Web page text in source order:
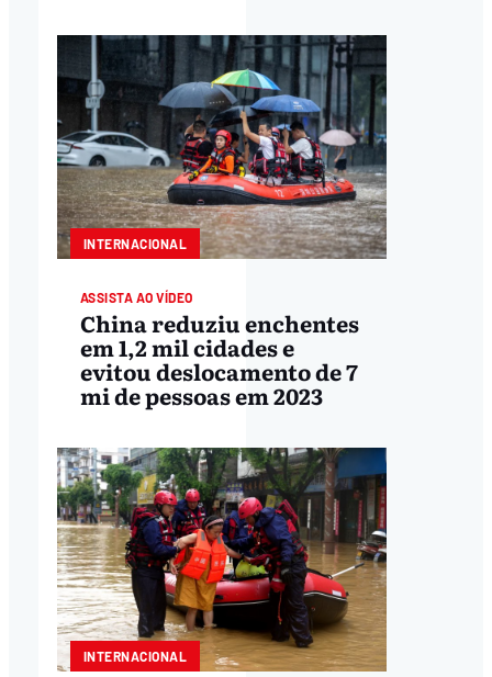
INTERNACIONAL
ASSISTA AO VÍDEO
China reduziu enchentes
em 1,2 mil cidades e
evitou deslocamento de 7
mi de pessoas em 2023
INTERNACIONAL